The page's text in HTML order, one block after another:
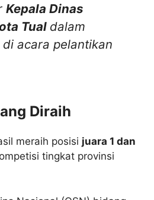
Kepala Dinas
Tual dalam
acara pelantikan
Diraih
meraih posisi juara 1 dan
tingkat provinsi